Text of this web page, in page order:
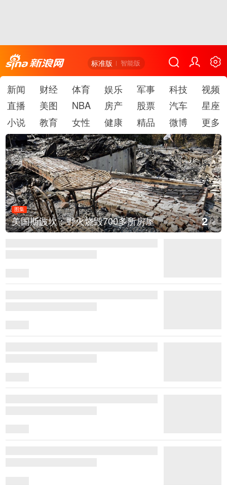
标准版 智能版
新闻 财经 体育 娱乐 军事 科技
视频
直播
美图 NBA 房产 股票 汽车
星座
小说
教育 女性 健康 精品 微博 更多
图集
美国斯波坎：野火烧毁700多所房屋 2/6